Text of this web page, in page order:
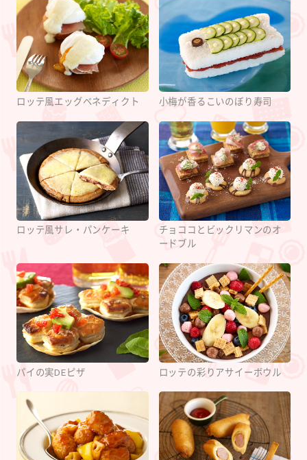
ロッテ風エッグベネディクト 小梅が香るこいのぼり寿司
ロッテ風サレ・パンケーキ
チョココとビックリマンのオ
ードブル
パイの実DEピザ ロッテの彩りアサイーボウル